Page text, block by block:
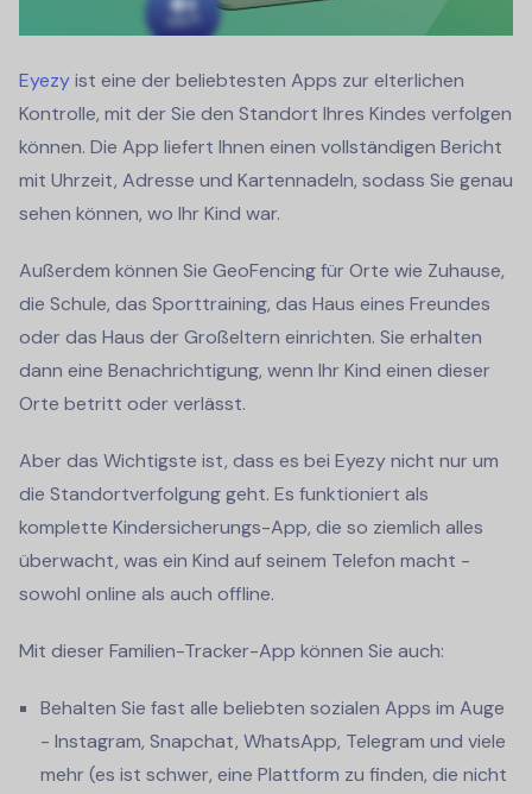
Eyezyist eine der beliebtesten Apps zur elterlichen
Kontrolle, mit der Sie den Standort Ihres Kindes verfolgen
können. Die App liefert Ihnen einen vollständigen Bericht
mit Uhrzeit, Adresse und Kartennadeln, sodass Sie genau
sehen können, wo Ihr Kind war.
Außerdem können Sie GeoFencing für Orte wie Zuhause,
die Schule, das Sporttraining, das Haus eines Freundes
oder das Haus der Großeltern einrichten. Sie erhalten
dann eine Benachrichtigung, wenn Ihr Kind einen dieser
Orte betritt oder verlässt.
Aber das Wichtigste ist, dass es bei Eyezy nicht nur um
die Standortverfolgung geht. Es funktioniert als
komplette Kindersicherungs-App, die so ziemlich alles
überwacht, was ein Kind auf seinem Telefon macht -
sowohl online als auch offline.
Mit dieser Familien-Tracker-App können Sie auch:
Behalten Sie fast alle beliebten sozialen Apps im Auge
- Instagram, Snapchat, WhatsApp, Telegram und viele
mehr (es ist schwer, eine Plattform zu finden, die nicht